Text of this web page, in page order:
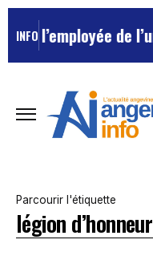
INFO de
Parcourir l'étiquette
légion d’honneur